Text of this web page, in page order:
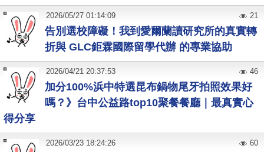
告別選校障礙！我到愛爾蘭讀研究所的真實轉
折與 GLC鉅霖國際留學代辦 的專業協助
2026/05/27 01:14:09 21
加分100%浜中特選昆布鍋物尾牙拍照效果好
嗎？》台中公益路top10聚餐餐廳｜最真實心
得分享
2026/04/21 20:37:53 46
2026/03/23 18:24:26 60